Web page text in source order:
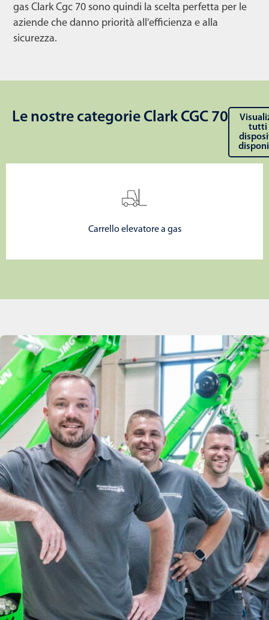
gas Clark Cgc 70 sono quindi la scelta perfetta per le
aziende che danno priorità all'efficienza e alla
sicurezza.
Le nostre categorie Clark CGC 70
tutti
Carrello elevatore a gas